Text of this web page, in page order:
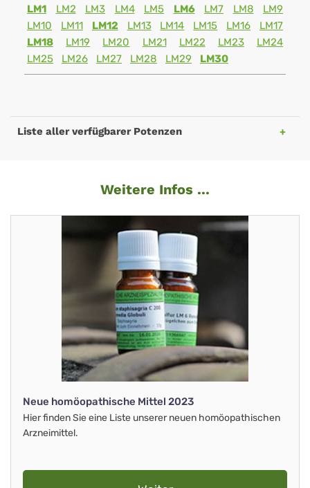
LM1 LM2 LM3 LM4 LM5 LM6 LM7 LM8
LM9
LM10
LM11 LM12 LM13 LM14 LM15 LM16
LM17
LM18
LM19 LM20 LM21 LM22 LM23
LM24
LM25
LM26 LM27 LM28 LM29 LM30
Liste aller verfügbarer Potenzen
Weitere Infos ...
Neue homöopathische Mittel 2023
Hier finden Sie eine Liste unserer neuen homöopathischen
Arzneimittel.